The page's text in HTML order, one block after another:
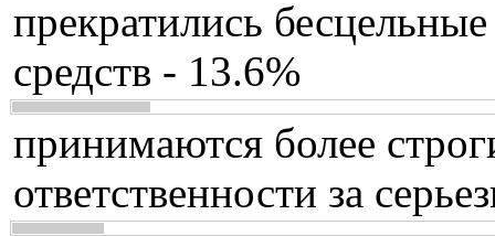
прекратились
средств - 13.6%
принимаются более
ответственности за